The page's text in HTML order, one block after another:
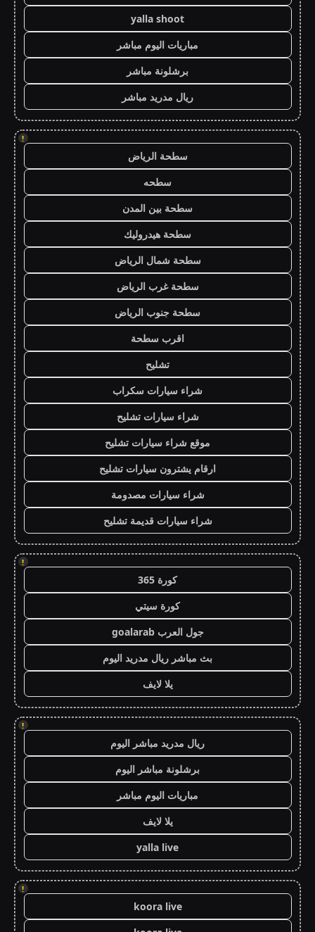
yalla shoot
مباريات اليوم مباشر
برشلونة مباشر
ريال مدريد مباشر
!
سطحة الرياض
سطحه
سطحة بين المدن
سطحة هيدروليك
سطحة شمال الرياض
سطحة غرب الرياض
سطحة جنوب الرياض
اقرب سطحة
تشليح
شراء سيارات سكراب
شراء سيارات تشليح
موقع شراء سيارات تشليح
ارقام يشترون سيارات تشليح
شراء سيارات مصدومة
شراء سيارات قديمة تشليح
!
كورة 365
كورة سيتي
جول العرب goalarab
بث مباشر ريال مدريد اليوم
يلا لايف
!
ريال مدريد مباشر اليوم
برشلونة مباشر اليوم
مباريات اليوم مباشر
يلا لايف
yalla live
!
koora live